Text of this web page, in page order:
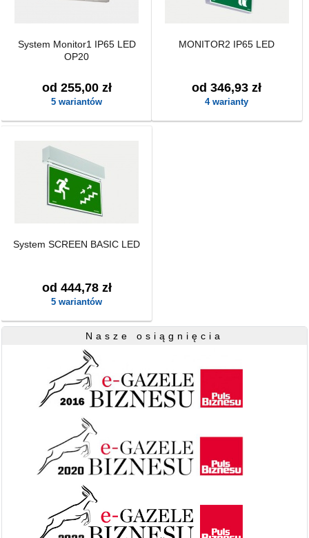
System Monitor1 IP65 LED
OP20
od 255,00 zł
5 wariantów
MONITOR2 IP65 LED
od 346,93 zł
4 warianty
System SCREEN BASIC LED
od 444,78 zł
5 wariantów
Nasze osiągnięcia